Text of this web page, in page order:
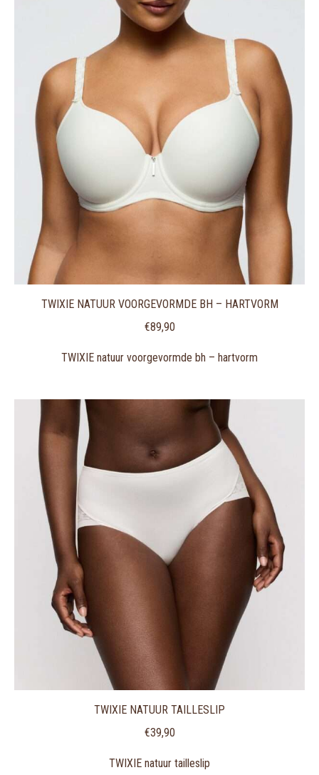
TWIXIE NATUUR VOORGEVORMDE BH – HARTVORM
€89,90
TWIXIE natuur voorgevormde bh – hartvorm
TWIXIE NATUUR TAILLESLIP
€39,90
TWIXIE natuur tailleslip